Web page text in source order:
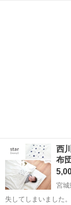
西
布
宮城
失してしまいました